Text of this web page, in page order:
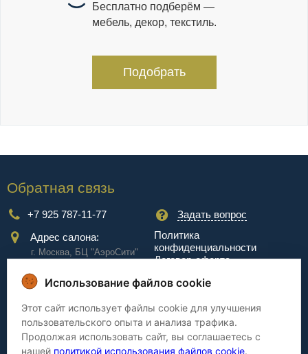
Бесплатно подберём —
мебель, декор, текстиль.
Подобрать
Обратная связь
+7 925 787-11-77
Задать вопрос
Адрес салона:
г. Москва, БЦ "АэроCити"
Куркинское ш., стр.2, 17
этаж
Политика
конфиденциальности
Договор-оферта
Сервис
Доставка
Сборка
Оплата
Дизайнерам
Использование файлов cookie
Этот сайт использует файлы cookie для улучшения
пользовательского опыта и анализа трафика.
Продолжая использовать сайт, вы соглашаетесь с
нашей политикой использования файлов cookie.